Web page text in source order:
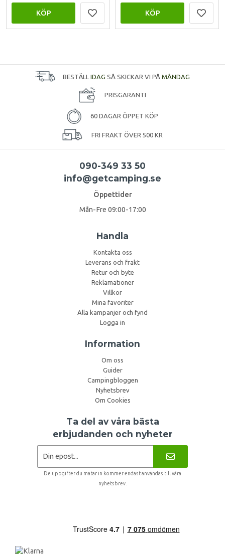
KÖP KÖP
BESTÄLL IDAG SÅ SKICKAR VI PÅ MÅNDAG
PRISGARANTI
60 DAGAR ÖPPET KÖP
FRI FRAKT ÖVER 500 KR
090-349 33 50
info@getcamping.se
Öppettider
Mån-Fre 09:00-17:00
Handla
Kontakta oss
Leverans och frakt
Retur och byte
Reklamationer
Villkor
Mina favoriter
Alla kampanjer och fynd
Logga in
Information
Om oss
Guider
Campingbloggen
Nyhetsbrev
Om Cookies
Ta del av våra bästa
erbjudanden och nyheter
De uppgifter du matar in kommer endast användas till våra
nyhetsbrev.